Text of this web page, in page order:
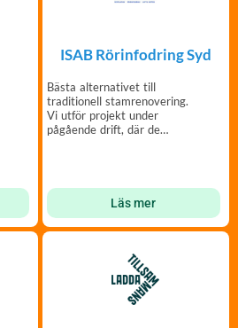
ISAB Rörinfodring Syd
Bästa alternativet till
traditionell stamrenovering.
Vi utför projekt under
pågående drift, där de
Läs mer